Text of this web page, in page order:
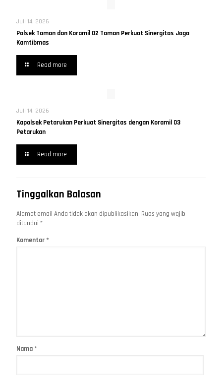
Juli 14, 2026
Polsek Taman dan Koramil 02 Taman Perkuat Sinergitas Jaga
Kamtibmas
Read more
Juli 14, 2026
Kapolsek Petarukan Perkuat Sinergitas dengan Koramil 03
Petarukan
Read more
Tinggalkan Balasan
Alamat email Anda tidak akan dipublikasikan. Ruas yang wajib
ditandai *
Komentar *
Nama *